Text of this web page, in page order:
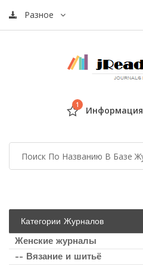
Разное
1 Информация
Категории Журналов
Женские журналы
-- Вязание и шитьё